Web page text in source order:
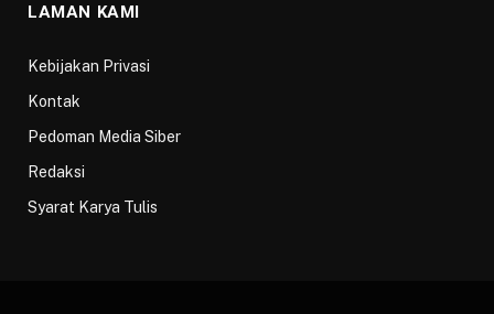
LAMAN KAMI
Kebijakan Privasi
Kontak
Pedoman Media Siber
Redaksi
Syarat Karya Tulis